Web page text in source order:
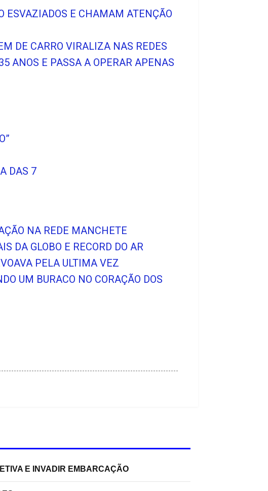
ESVAZIADOS E CHAMAM ATENÇÃO
DE CARRO VIRALIZA NAS REDES
ANOS E PASSA A OPERAR APENAS
DAS 7
NA REDE MANCHETE
DA GLOBO E RECORD DO AR
PELA ULTIMA VEZ
UM BURACO NO CORAÇÃO DOS
E INVADIR EMBARCAÇÃO